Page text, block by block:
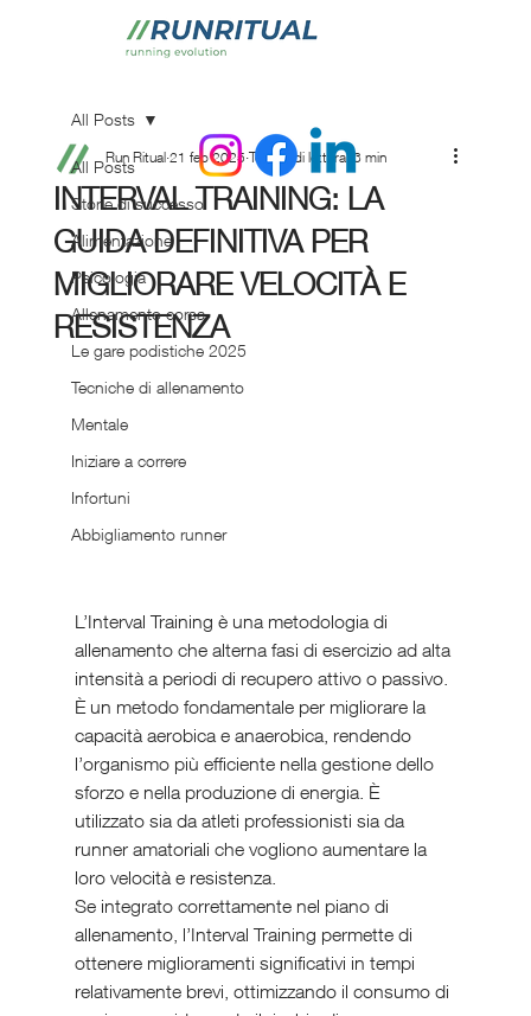
All Posts
Storie di successo
Alimentazione
Psicologia
Allenamento corsa
Le gare podistiche 2025
Tecniche di allenamento
Mentale
Iniziare a correre
Infortuni
Abbigliamento runner
All Posts
INTERVAL TRAINING: LA
GUIDA DEFINITIVA PER
MIGLIORARE VELOCITÀ E
RESISTENZA
Run Ritual 21 feb 2025 Tempo di lettura: 3 min
L’Interval Training è una metodologia di
allenamento che alterna fasi di esercizio ad alta
intensità a periodi di recupero attivo o passivo.
È un metodo fondamentale per migliorare la
capacità aerobica e anaerobica, rendendo
l’organismo più efficiente nella gestione dello
sforzo e nella produzione di energia. È
utilizzato sia da atleti professionisti sia da
runner amatoriali che vogliono aumentare la
loro velocità e resistenza.
Se integrato correttamente nel piano di
allenamento, l’Interval Training permette di
ottenere miglioramenti significativi in tempi
relativamente brevi, ottimizzando il consumo di